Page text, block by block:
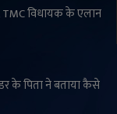
TMC विधायक के एलान
के पिता ने बताया कैसे